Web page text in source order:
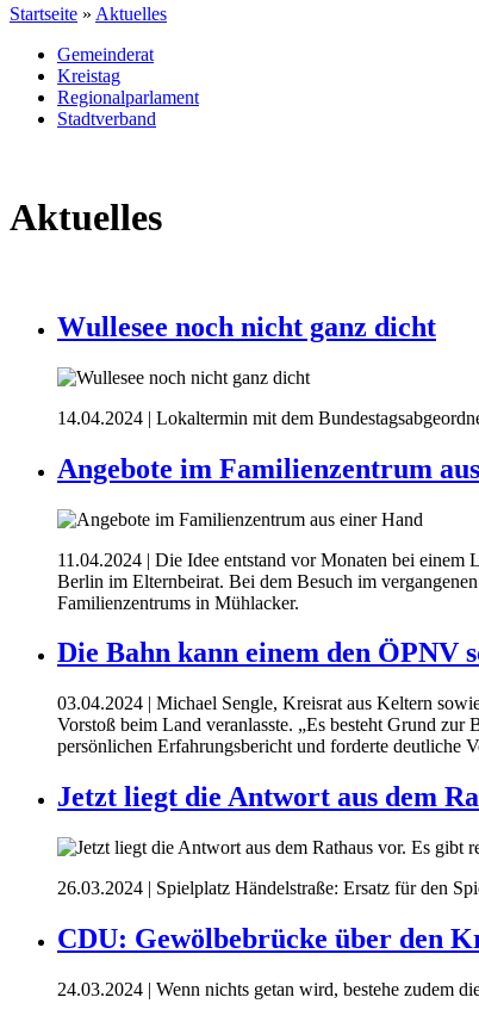
Startseite » Aktuelles
Gemeinderat
Kreistag
Regionalparlament
Stadtverband
Aktuelles
Wullesee noch nicht ganz dicht
14.04.2024 | Lokaltermin mit dem
Angebote im Familienzentrum
11.04.2024 | Die Idee entstand vor Monaten bei
Berlin im Elternbeirat. Bei dem Besuch im
Familienzentrums in Mühlacker.
Die Bahn kann einem den ÖPNV
03.04.2024 | Michael Sengle, Kreisrat aus Keltern
Vorstoß beim Land veranlasste. „Es besteht Grund
persönlichen Erfahrungsbericht und forderte deutliche
Jetzt liegt die Antwort aus dem
26.03.2024 | Spielplatz Händelstraße: Ersatz für den
CDU: Gewölbebrücke über den
24.03.2024 | Wenn nichts getan wird, bestehe zudem